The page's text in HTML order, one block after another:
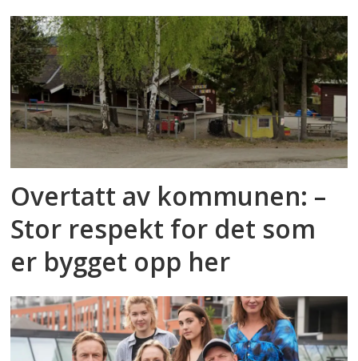
Overtatt av kommunen: –
Stor respekt for det som
er bygget opp her